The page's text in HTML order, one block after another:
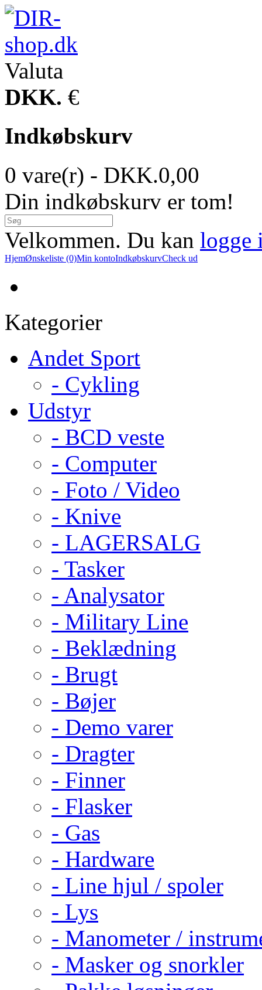
Valuta
DKK. €
Indkøbskurv
0 vare(r) - DKK.0,00
Din indkøbskurv er tom!
Velkommen. Du kan logge
HjemØnskeliste (0)Min kontoIndkøbskurvCheck ud
Kategorier
Andet Sport
- Cykling
Udstyr
- BCD veste
- Computer
- Foto / Video
- Knive
- LAGERSALG
- Tasker
- Analysator
- Military Line
- Beklædning
- Brugt
- Bøjer
- Demo varer
- Dragter
- Finner
- Flasker
- Gas
- Hardware
- Line hjul / spoler
- Lys
- Manometer /
- Masker og snorkler